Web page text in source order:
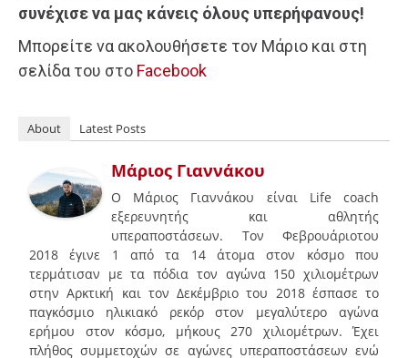
συνέχισε να μας κάνεις όλους υπερήφανους!
Μπορείτε να ακολουθήσετε τον Μάριο και στη
σελίδα του στο Facebook
About Latest Posts
Μάριος Γιαννάκου
O Μάριος Γιαννάκου είναι Life coach
εξερευνητής και αθλητής
υπεραποστάσεων. Τον Φεβρουάριοτου
2018 έγινε 1 από τα 14 άτομα στον κόσμο που
τερμάτισαν με τα πόδια τον αγώνα 150 χιλιομέτρων
στην Αρκτική και τον Δεκέμβριο του 2018 έσπασε το
παγκόσμιο ηλικιακό ρεκόρ στον μεγαλύτερο αγώνα
ερήμου στον κόσμο, μήκους 270 χιλιομέτρων. Έχει
πλήθος συμμετοχών σε αγώνες υπεραποστάσεων ενώ